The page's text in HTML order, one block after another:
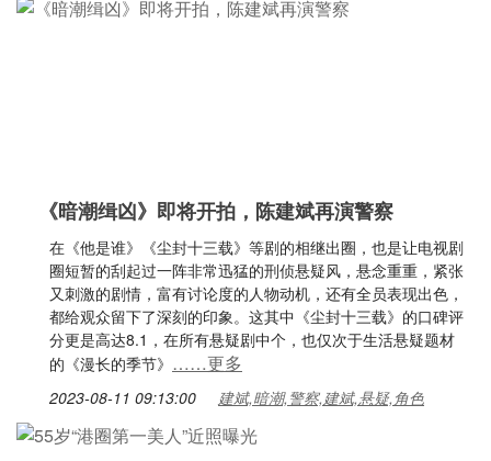
《暗潮缉凶》即将开拍，陈建斌再演警察
在《他是谁》《尘封十三载》等剧的相继出圈，也是让电视剧
圈短暂的刮起过一阵非常迅猛的刑侦悬疑风，悬念重重，紧张
又刺激的剧情，富有讨论度的人物动机，还有全员表现出色，
都给观众留下了深刻的印象。这其中《尘封十三载》的口碑评
分更是高达8.1，在所有悬疑剧中个，也仅次于生活悬疑题材
的《漫长的季节》 ……更多
2023-08-11 09:13:00 建斌,暗潮,警察,建斌,悬疑,角色